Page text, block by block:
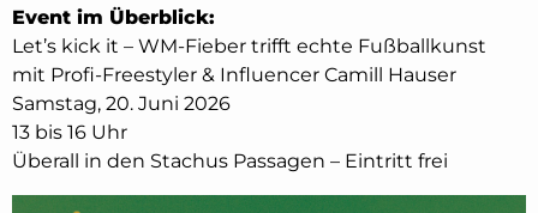
Event im Überblick:
Let’s kick it – WM-Fieber trifft echte Fußballkunst
mit Profi-Freestyler & Influencer Camill Hauser
Samstag, 20. Juni 2026
13 bis 16 Uhr
Überall in den Stachus Passagen – Eintritt frei